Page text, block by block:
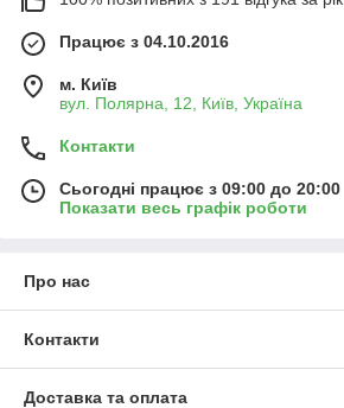
Працює з 04.10.2016
м. Київ
вул. Полярна, 12, Київ, Україна
Контакти
Сьогодні працює з 09:00 до 20:00
Показати весь графік роботи
Про нас
Контакти
Доставка та оплата